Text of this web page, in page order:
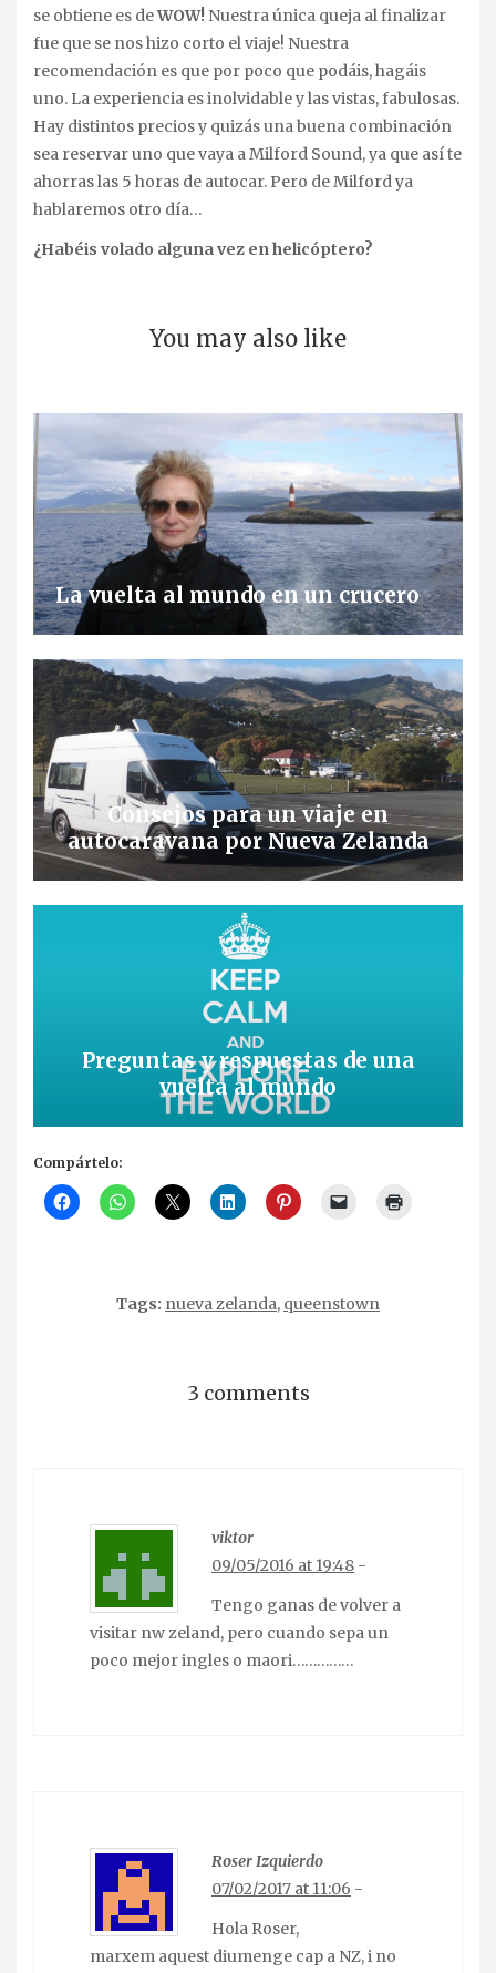
se obtiene es deWOW! Nuestra única queja al finalizar
fue que se nos hizo corto el viaje! Nuestra
recomendación es que por poco que podáis, hagáis
uno. La experiencia es inolvidable y las vistas, fabulosas.
Hay distintos precios y quizás una buena combinación
sea reservar uno que vaya a Milford Sound, ya que así te
ahorras las 5 horas de autocar. Pero de Milford ya
hablaremos otro día…
¿Habéis volado alguna vez en helicóptero?
You may also like
La vuelta al mundo en un crucero
Consejos para un viaje en
autocaravana por Nueva Zelanda
Preguntas y respuestas de una
vuelta al mundo
Compártelo:
Tags: nueva zelanda, queenstown
3 comments
viktor
09/05/2016 at 19:48 -
Tengo ganas de volver a
visitar nw zeland, pero cuando sepa un
poco mejor ingles o maori……………
Roser Izquierdo
07/02/2017 at 11:06 -
Hola Roser,
marxem aquest diumenge cap a NZ, i no